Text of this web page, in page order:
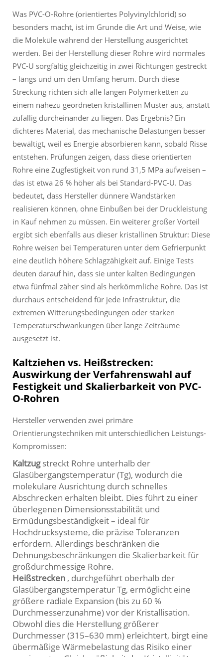
Was PVC-O-Rohre (orientiertes Polyvinylchlorid) so
besonders macht, ist im Grunde die Art und Weise, wie
die Moleküle während der Herstellung ausgerichtet
werden. Bei der Herstellung dieser Rohre wird normales
PVC-U sorgfältig gleichzeitig in zwei Richtungen gestreckt
– längs und um den Umfang herum. Durch diese
Streckung richten sich alle langen Polymerketten zu
einem nahezu geordneten kristallinen Muster aus, anstatt
zufällig durcheinander zu liegen. Das Ergebnis? Ein
dichteres Material, das mechanische Belastungen besser
bewältigt, weil es Energie absorbieren kann, sobald Risse
entstehen. Prüfungen zeigen, dass diese orientierten
Rohre eine Zugfestigkeit von rund 31,5 MPa aufweisen –
das ist etwa 26 % höher als bei Standard-PVC-U. Das
bedeutet, dass Hersteller dünnere Wandstärken
realisieren können, ohne Einbußen bei der Druckleistung
in Kauf nehmen zu müssen. Ein weiterer großer Vorteil
ergibt sich ebenfalls aus dieser kristallinen Struktur: Diese
Rohre weisen bei Temperaturen unter dem Gefrierpunkt
eine deutlich höhere Schlagzähigkeit auf. Einige Tests
deuten darauf hin, dass sie unter kalten Bedingungen
etwa fünfmal zäher sind als herkömmliche Rohre. Das ist
durchaus entscheidend für jede Infrastruktur, die
extremen Witterungsbedingungen oder starken
Temperaturschwankungen über lange Zeiträume
ausgesetzt ist.
Kaltziehen vs. Heißstrecken:
Auswirkung der Verfahrenswahl auf
Festigkeit und Skalierbarkeit von PVC-
O-Rohren
Hersteller verwenden zwei primäre
Orientierungstechniken mit unterschiedlichen Leistungs-
Kompromissen:
Kaltzugstreckt Rohre unterhalb der
Glasübergangstemperatur (Tg), wodurch die
molekulare Ausrichtung durch schnelles
Abschrecken erhalten bleibt. Dies führt zu einer
überlegenen Dimensionsstabilität und
Ermüdungsbeständigkeit – ideal für
Hochdrucksysteme, die präzise Toleranzen
erfordern. Allerdings beschränken die
Dehnungsbeschränkungen die Skalierbarkeit für
großdurchmessige Rohre.
Heißstrecken , durchgeführt oberhalb der
Glasübergangstemperatur Tg, ermöglicht eine
größere radiale Expansion (bis zu 60 %
Durchmesserzunahme) vor der Kristallisation.
Obwohl dies die Herstellung größerer
Durchmesser (315–630 mm) erleichtert, birgt eine
übermäßige Wärmebelastung das Risiko einer